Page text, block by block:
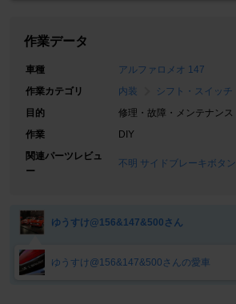
作業データ
車種
アルファロメオ 147
作業カテゴリ
内装 シフト・スイッチ
目的
修理・故障・メンテナンス
作業
DIY
関連パーツレビュ
ー
不明 サイドブレーキボタン
ゆうすけ@156&147&500さん
ゆうすけ@156&147&500さんの愛車